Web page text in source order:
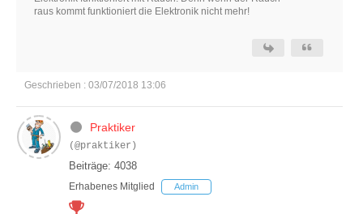
raus kommt funktioniert die Elektronik nicht mehr!
Geschrieben : 03/07/2018 13:06
Praktiker
(@praktiker)
Beiträge: 4038
Erhabenes Mitglied Admin